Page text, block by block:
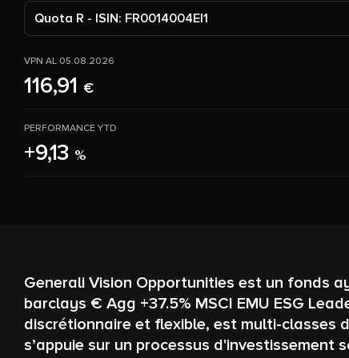
Quota R - ISIN: FR0014004EI1
VPN AL 05.08.2026
116,91 €
PERFORMANCE YTD
+9,13 %
Generali Vision Opportunities est un fonds
barclays € Agg +37.5% MSCI EMU ESG
discrétionnaire et flexible, est multi-classes
s’appuie sur un processus